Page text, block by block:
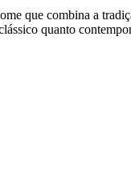
que combina a
quanto